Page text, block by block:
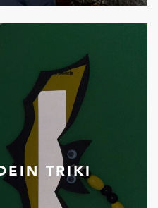
TRIKI